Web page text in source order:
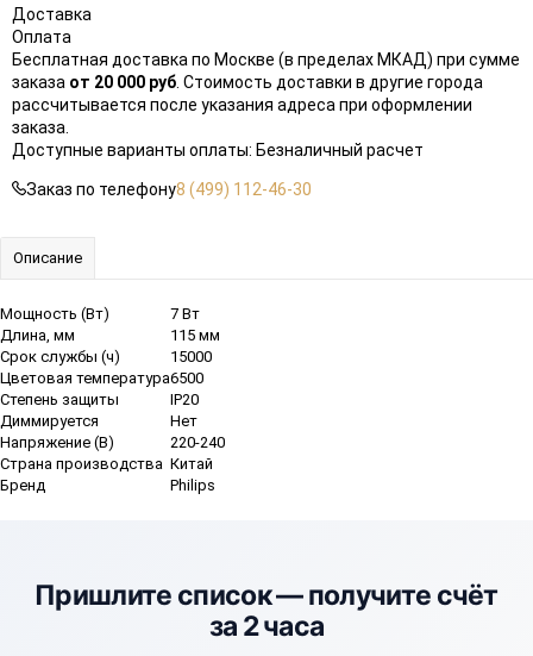
Доставка
Оплата
Бесплатная доставка по Москве (в пределах МКАД) при сумме
заказа от 20 000 руб . Стоимость доставки в другие города
рассчитывается после указания адреса при оформлении
заказа.
Доступные варианты оплаты: Безналичный расчет
Заказ по телефону8 (499) 112-46-30
Описание
Мощность (Вт)
7 Вт
Длина, мм
115 мм
Срок службы (ч)
15000
Цветовая температура6500
Степень защиты
IP20
Диммируется
Нет
Напряжение (В)
220-240
Страна производства Китай
Бренд
Philips
Пришлите список —получите счёт
за 2 часа